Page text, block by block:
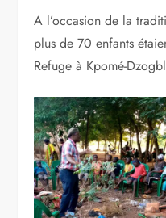
A l’occasion de la
plus de 70 enfants
Refuge à Kpomé-